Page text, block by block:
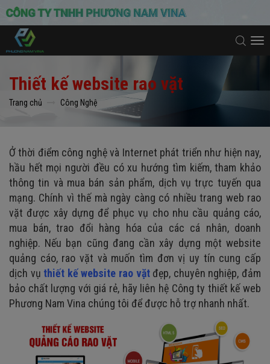
Thiết kế website rao vặt
Trang chủ Công Nghệ
Ở thời điểm công nghệ và Internet phát triển như hiện nay,
hầu hết mọi người đều có xu hướng tìm kiếm, tham khảo
thông tin và mua bán sản phẩm, dịch vụ trực tuyến qua
mạng. Chính vì thế mà ngày càng có nhiều trang web rao
vặt được xây dựng để phục vụ cho nhu cầu quảng cáo,
mua bán, trao đổi hàng hóa của các cá nhân, doanh
nghiệp. Nếu bạn cũng đang cần xây dựng một website
quảng cáo, rao vặt và muốn tìm đơn vị uy tín cung cấp
dịch vụ thiết kế website rao vặt đẹp, chuyên nghiệp, đảm
bảo chất lượng với giá rẻ, hãy liên hệ Công ty thiết kế web
Phương Nam Vina chúng tôi để được hỗ trợ nhanh nhất.